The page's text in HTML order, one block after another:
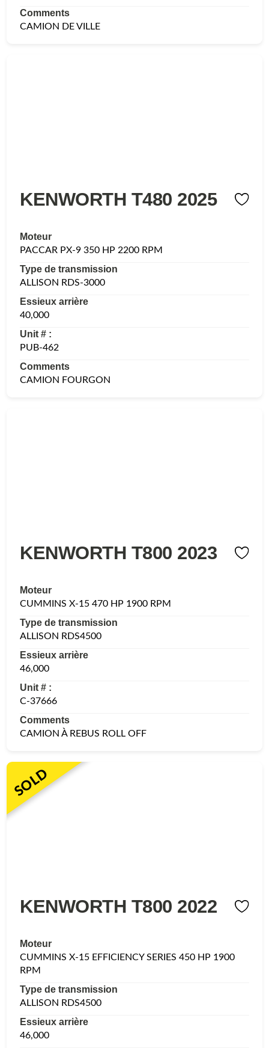
Comments
CAMION DE VILLE
KENWORTH T480 2025
Moteur
PACCAR PX-9 350 HP 2200 RPM
Type de transmission
ALLISON RDS-3000
Essieux arrière
40,000
Unit # :
PUB-462
Comments
CAMION FOURGON
KENWORTH T800 2023
Moteur
CUMMINS X-15 470 HP 1900 RPM
Type de transmission
ALLISON RDS4500
Essieux arrière
46,000
Unit # :
C-37666
Comments
CAMION À REBUS ROLL OFF
SOLD
KENWORTH T800 2022
Moteur
CUMMINS X-15 EFFICIENCY SERIES 450 HP 1900
RPM
Type de transmission
ALLISON RDS4500
Essieux arrière
46,000